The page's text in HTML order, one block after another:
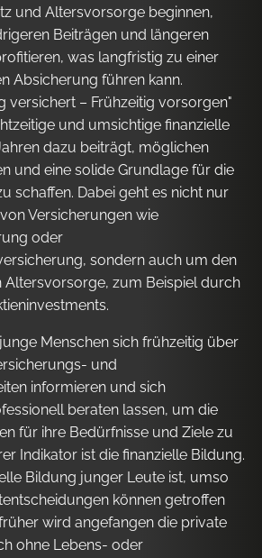
und Altersvorsorge beginnen,
Beiträgen und längeren
was langfristig zu einer
Absicherung führen kann.
versichert – Frühzeitig vorsorgen"
und umsichtige finanzielle
dazu beiträgt, möglichen
und eine solide Grundlage für die
schaffen. Dabei geht es nicht nur
Versicherungen wie
oder
sondern auch um den
Altersvorsorge, zum Beispiel durch
Menschen sich frühzeitig über
und
informieren und sich
beraten lassen, um die
für ihre Bedürfnisse und Ziele zu
Indikator ist die finanzielle Bildung.
Bildung junger Leute ist, umso
können getroffen
wird angefangen die private
ohne Lebens- oder